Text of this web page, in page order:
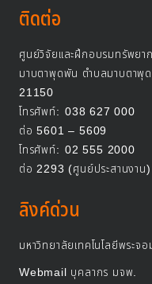
ติดต่อ
ศูนย์วิจัยและฝึกอบรมทรัพย
มาบตาพุดพัน ตำบลมาบตาพุด
21150
โทรศัพท์: 038 627 000
ต่อ 5601 – 5609
โทรศัพท์: 02 555 2000
ต่อ 2293 (ศูนย์ประสานงาน)
ลิงค์ด่วน
มหาวิทยาลัยเทคโนโลยีพระจ
Webmail บุคลากร มจพ.